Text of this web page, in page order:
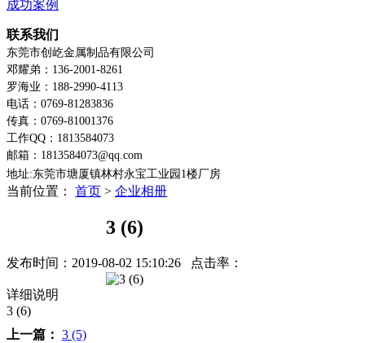
成功案例
联系我们
东莞市创屹金属制品有限公司
邓耀弟：136-2001-8261
罗海业：188-2990-4113
电话：0769-81283836
传真：0769-81001376
工作QQ：1813584073
邮箱：1813584073@qq.com
地址:东莞市塘厦镇林村永宝工业园1楼厂房
当前位置： 首页 > 企业相册
3 (6)
发布时间： 2019-08-02 15:10:26 点击率：
详细说明
3 (6)
上一篇： 3 (5)